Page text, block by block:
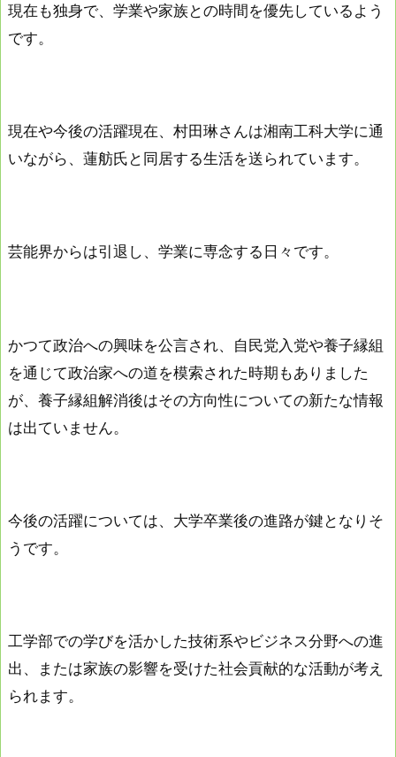
現在も独身で、学業や家族との時間を優先しているよう
です。
現在や今後の活躍現在、村田琳さんは湘南工科大学に通
いながら、蓮舫氏と同居する生活を送られています。
芸能界からは引退し、学業に専念する日々です。
かつて政治への興味を公言され、自民党入党や養子縁組
を通じて政治家への道を模索された時期もありました
が、養子縁組解消後はその方向性についての新たな情報
は出ていません。
今後の活躍については、大学卒業後の進路が鍵となりそ
うです。
工学部での学びを活かした技術系やビジネス分野への進
出、または家族の影響を受けた社会貢献的な活動が考え
られます。